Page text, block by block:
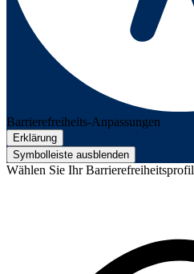
Barrierefreiheits-Anpassungen
Erklärung
Symbolleiste ausblenden
Wählen Sie Ihr Barrierefreiheitsprofil